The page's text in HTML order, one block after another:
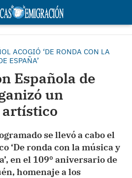
ACOGIÓ ‘DE RONDA CON LA
ESPAÑA’
Española de
un
artístico
se llevó a cabo el
‘De ronda con la música y
en el 109º aniversario de
homenaje a los